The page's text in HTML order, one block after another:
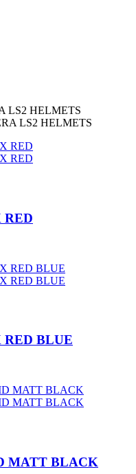
LS2 HELMETS
RED
RED BLUE
MATT BLACK